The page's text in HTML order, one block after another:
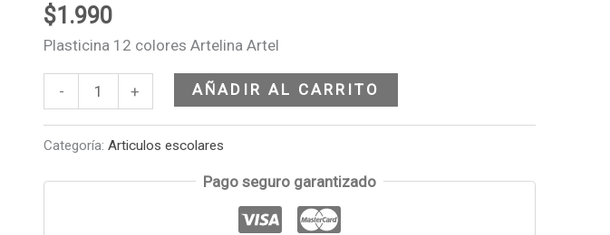
$1.990
Plasticina 12 colores Artelina Artel
-
Artelina
Artel
+
AÑADIR AL CARRITO
Categoría:Articulos escolares
Pago seguro garantizado